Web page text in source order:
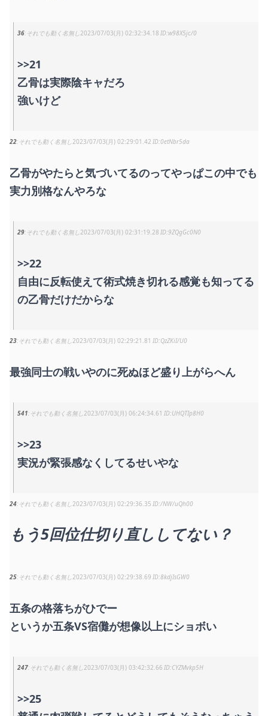
36 それでも動く名無し2023/07/03(月) 02:32:34.18 w98X5jc/0
>>21
乙骨は実際陰キャだろ
強いけど
22 それでも動く名無し2023/07/03(月) 02:29:01.42 0etNbr5da
乙骨がやたらと気づいてるのってやっぱこの中でも
実力別格なんやろな
29 それでも動く名無し2023/07/03(月) 02:31:19.28 9ZQgGc0N0
>>22
自由に反転使えて術式焼き切れる感覚も知ってる
の乙骨だけだからな
23 それでも動く名無し2023/07/03(月) 02:29:21.81 QzZKiI/U0
最強同士の戦いやのに死ぬほど盛り上がらへん
541 それでも動く名無し2023/07/03(月) 06:24:34.61 UHQTIp8H0
>>23
実況が緊張感なくしてるせいやな
24 それでも動く名無し2023/07/03(月) 02:29:36.35 /NW/uQh00
もう5回位仕切り直ししてない？
25 それでも動く名無し2023/07/03(月) 02:29:38.69 8kdjIsGW0
五条の格落ちがひでー
というか五条VS宿儺が想像以上にショボい
247 それでも動く名無し2023/07/03(月) 03:42:32.66 CYZMvkp5H
>>25